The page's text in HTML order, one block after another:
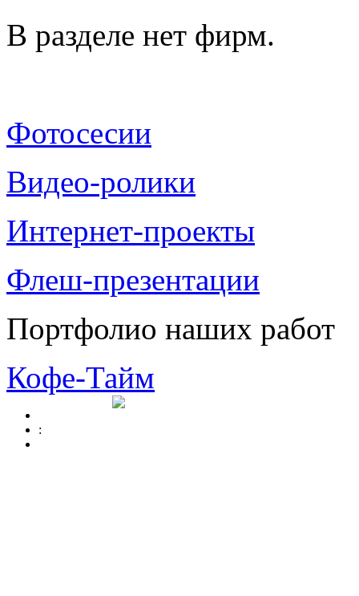
В разделе нет фирм.
Фотосесии
Видео-ролики
Интернет-проекты
Флеш-презентации
Портфолио наших работ
Кофе-Тайм
: